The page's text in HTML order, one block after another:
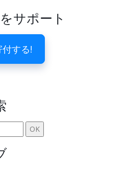
サポート
する!